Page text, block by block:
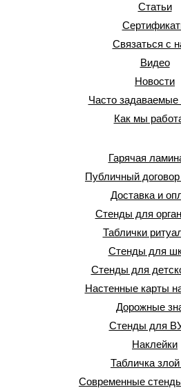
Статьи
Связаться с
Видео
Новости
Часто задаваемые
Как мы
Гарячая
Публичный
Доставка и
Стенды для
Таблички
Стенды для
Стенды для
Настенные карты
Дорожные
Стенды для
Наклейки
Табличка
Современные